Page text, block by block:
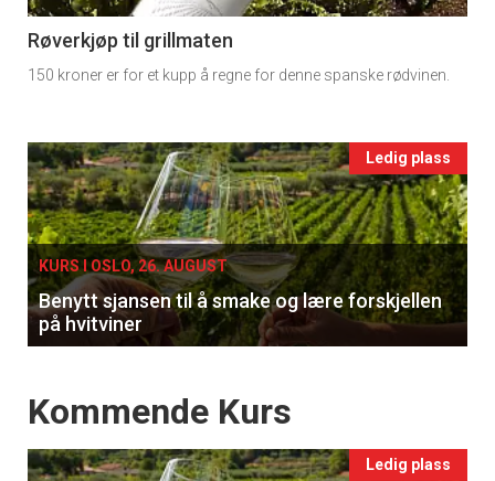
11
Ukens
vin
Røverkjøp til grillmaten
150 kroner er for et kupp å regne for denne spanske rødvinen.
Events
single
Ledig plass
KURS I OSLO, 26. AUGUST
Benytt sjansen til å smake og lære forskjellen
på hvitviner
Events
Kommende Kurs
Ledig plass